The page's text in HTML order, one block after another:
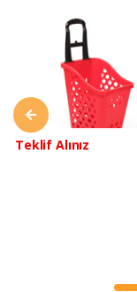
Teklif Alınız